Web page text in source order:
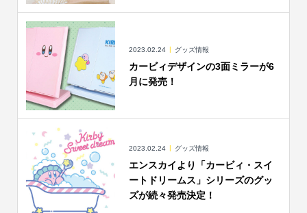
2023.02.24 グッズ情報
カービィデザインの3面ミラーが6
月に発売！
2023.02.24 グッズ情報
エンスカイより「カービィ・スイ
ートドリームス」シリーズのグッ
ズが続々発売決定！